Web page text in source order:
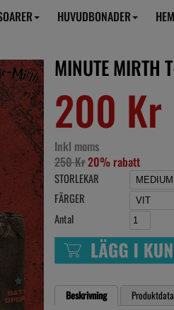
HUVUDBONADER
MINUTE MIRTH
200 Kr
Inkl moms
250 Kr20% rabatt
STORLEKAR
FÄRGER
Antal
Beskrivning Produktdata